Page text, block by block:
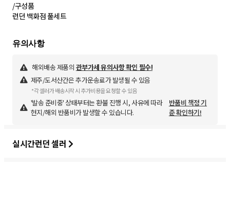
/구성품
런던 백화점 풀세트
유의사항
해외배송 제품의 관부가세 유의사항 확인 필수!
제주/도서산간은 추가운송료가 발생될 수 있음
*각 셀러가 배송시작 시 추가비용을 요청할 수 있음
'발송 준비중' 상태부터는 환불 진행 시, 사유에 따라
현지/해외 반품비가 발생할 수 있습니다.
반품비 책정 기
준 확인하기!
실시간런던 셀러